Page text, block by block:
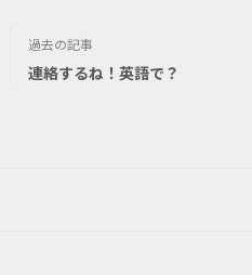
過去の記事
連絡するね！英語で？